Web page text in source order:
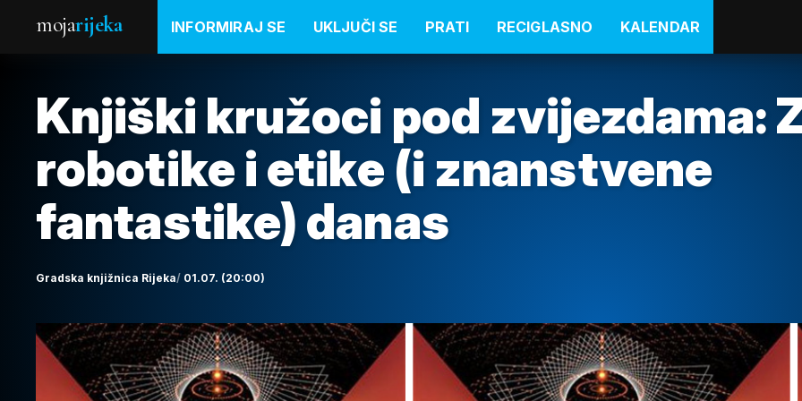
mojarijeka INFORMIRAJ SE UKLJUČI SE PRATI RECIGLASNO KALENDAR
Knjiški kružoci pod zvijezdama:
robotike i etike (i znanstvene
fantastike) danas
Gradska knjižnica Rijeka 01.07. (20:00)